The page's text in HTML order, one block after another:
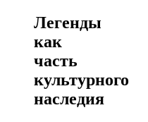
Легенды
как
часть
культурного
наследия